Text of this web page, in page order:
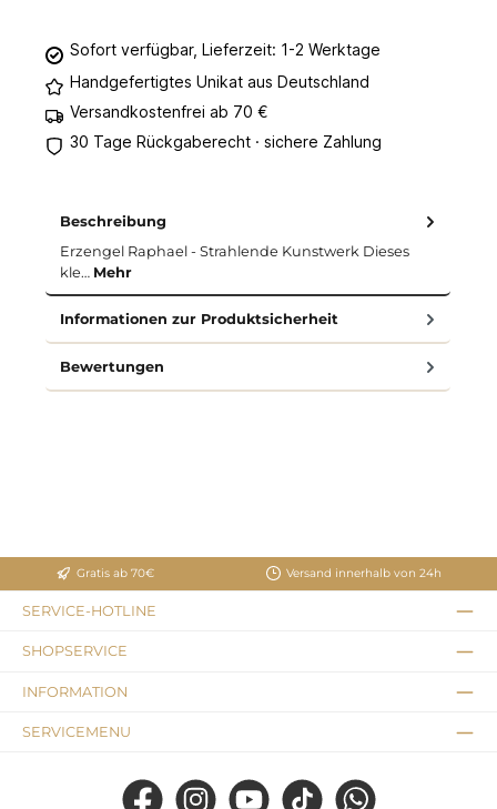
Sofort verfügbar, Lieferzeit: 1-2 Werktage
Handgefertigtes Unikat aus Deutschland
Versandkostenfrei ab 70 €
30 Tage Rückgaberecht · sichere Zahlung
Beschreibung
Erzengel Raphael - Strahlende Kunstwerk Dieses
kle… Mehr
Informationen zur Produktsicherheit
Bewertungen
Gratis ab 70€ Versand innerhalb von 24h
SERVICE-HOTLINE
SHOPSERVICE
INFORMATION
SERVICEMENU
Facebook Instagram YouTube TikTok WhatsApp